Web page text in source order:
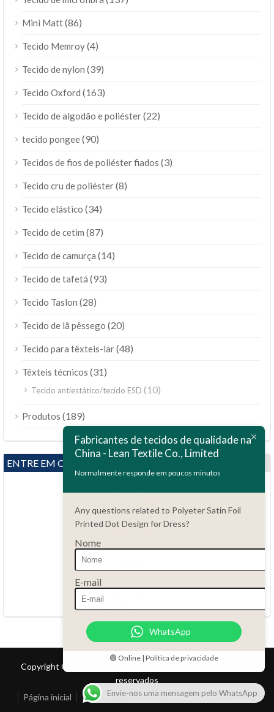
Mini Matt(86)
Tecido Memroy(4)
Tecido de nylon (39)
Tecido Oxford (163)
Tecido de algodão e poliéster(22)
tecido pongee(90)
Tecidos de fios de poliéster fiados (3)
Tecido cru de poliéster(8)
Tecido elástico (34)
Tecido de cetim (87)
Tecido de camurça (14)
Tecido de tafetá (93)
Tecido Taslon (28)
Tecido de lã pêssego (20)
Tecido para têxteis-lar(48)
Têxteis técnicos (31)
Tecido antiestático/tecido ESD (10)
Produtos (189)
ENTRE EM CONTATO CONOSCO
86.15051486055
haiming@leantex.com
24 horas por dia, 7 dias por semana
Copyright © 2017 Lean Textile Co., Limited Todos os direitos
reservados
Página inicial
Produto Contato Atendimento ao Cliente
Fabricantes de tecidos de qualidade na
China - Lean Textile Co., Limited
Normalmente responde em poucos minutos
Any questions related to Polyeter Satin Foil
Printed Dot Design for Dress?
Nome
E-mail
WhatsApp
🟢 Online | Política de privacidade
Envie-nos uma mensagem pelo WhatsApp